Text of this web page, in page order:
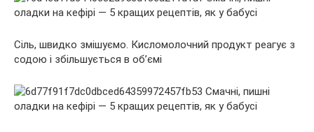
Сіль, швидко змішуємо. Кисломолочний продукт реагує з
содою і збільшується в об’ємі